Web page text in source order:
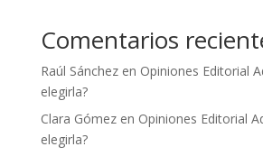
Comentarios
Raúl Sánchezen Opiniones Editorial
elegirla?
Clara Gómezen Opiniones Editorial
elegirla?